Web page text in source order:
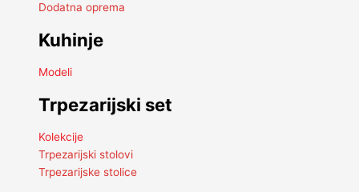
Dodatna oprema
Kuhinje
Modeli
Trpezarijski set
Kolekcije
Trpezarijski stolovi
Trpezarijske stolice